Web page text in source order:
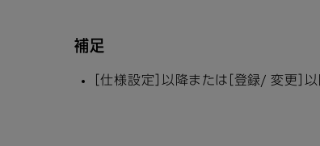
補足
［仕様設定］以降または［登録/ 変更